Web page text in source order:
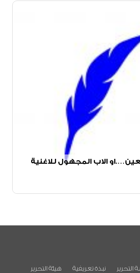
الاب المجهول للاغنية
التحرير نبذة تعريفية هيئة التحرير